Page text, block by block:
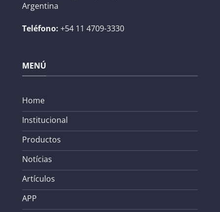
Argentina
Teléfono: +54 11 4709-3330
MENÚ
Home
Institucional
Productos
Notícias
Artículos
APP